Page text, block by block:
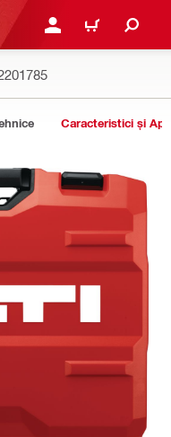
CONECTARE SAU
COȘ
Caracteristici și